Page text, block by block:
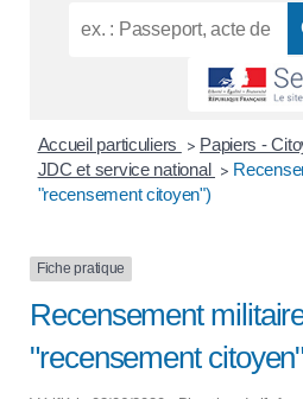
Accueil particuliers > Papiers -
JDC et service national >
"recensement citoyen")
Fiche pratique
Recensement
"recensement